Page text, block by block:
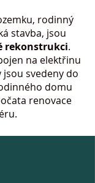
rodinný
stavba, jsou
rekonstrukci.
na elektřinu
svedeny do
domu
renovace